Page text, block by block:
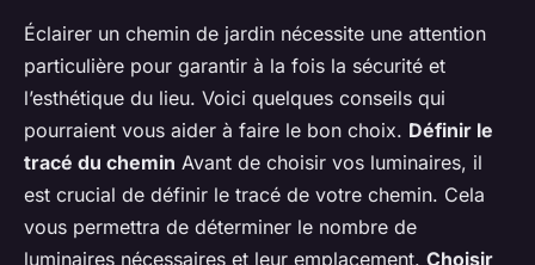
Éclairer un chemin de jardin nécessite une attention
particulière pour garantir à la fois la sécurité et
l’esthétique du lieu. Voici quelques conseils qui
pourraient vous aider à faire le bon choix. Définir le
tracé du chemin Avant de choisir vos luminaires, il
est crucial de définir le tracé de votre chemin. Cela
vous permettra de déterminer le nombre de
luminaires nécessaires et leur emplacement. Choisir